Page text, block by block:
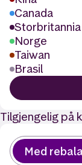
Canada
Storbritannia
Norge
Taiwan
Brasil
Tilgjengelig på
Med